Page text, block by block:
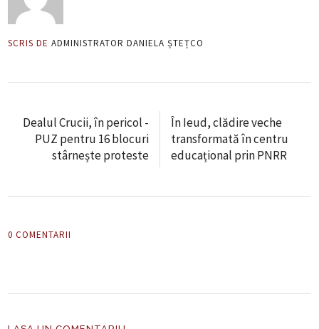
SCRIS DE ADMINISTRATOR DANIELA ȘTEȚCO
Dealul Crucii, în pericol -
PUZ pentru 16 blocuri
stârnește proteste
În Ieud, clădire veche
transformată în centru
educațional prin PNRR
0 COMENTARII